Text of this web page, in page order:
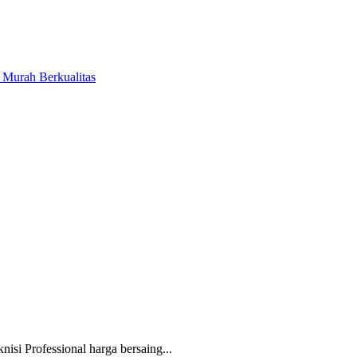
Berkualitas
Professional harga bersaing...